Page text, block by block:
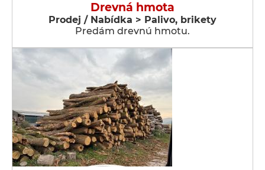
Drevná hmota
Prodej / Nabídka > Palivo, brikety
Predám drevnú hmotu.